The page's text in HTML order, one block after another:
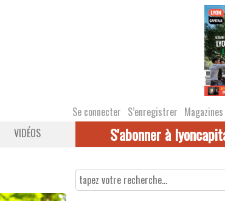
Se connecter S’enregistrer Magazines
VIDÉOS S'abonner à